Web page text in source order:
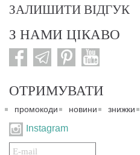
ЗАЛИШИТИ ВІДГУК
З НАМИ ЦІКАВО
ОТРИМУВАТИ
промокоди новини знижки
Instagram
Подписаться